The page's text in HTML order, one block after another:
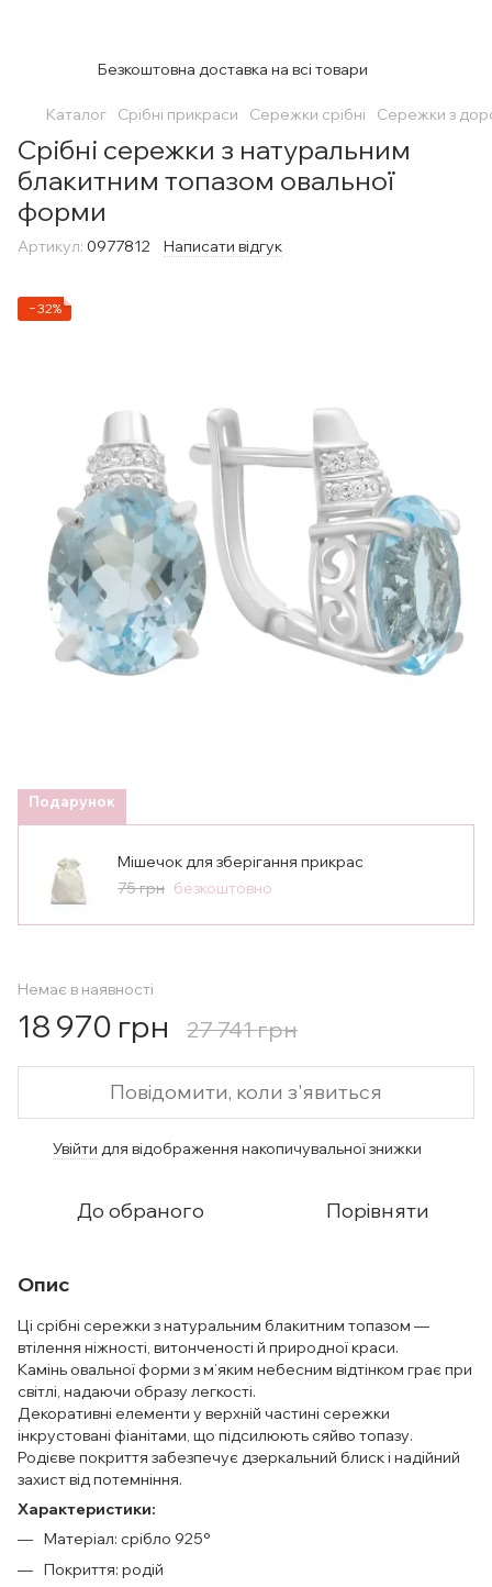
Безкоштовна доставка на всі товари
Каталог Срібні прикраси Сережки срібні Сережки з
Срібні сережки з натуральним
блакитним топазом овальної
форми
Артикул: 0977812 Написати відгук
−32%
Подарунок
Мішечок для зберігання прикрас
75 грн безкоштовно
Немає в наявності
18 970 грн 27 741 грн
Повідомити, коли з'явиться
Увійти для відображення накопичувальної знижки
До обраного Порівняти
Опис
Ці срібні сережки з натуральним блакитним топазом —
втілення ніжності, витонченості й природної краси.
Камінь овальної форми з м’яким небесним відтінком грає при
світлі, надаючи образу легкості.
Декоративні елементи у верхній частині сережки
інкрустовані фіанітами, що підсилюють сяйво топазу.
Родієве покриття забезпечує дзеркальний блиск і надійний
захист від потемніння.
Характеристики:
Матеріал: срібло 925°
Покриття: родій